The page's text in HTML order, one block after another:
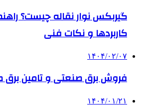
گیربکس نوار نقاله چیست؟
کاربردها و نکات فنی
۱۴۰۴/۰۲/۰۷
فروش برق صنعتی و تامین برق
۱۴۰۴/۰۱/۲۱